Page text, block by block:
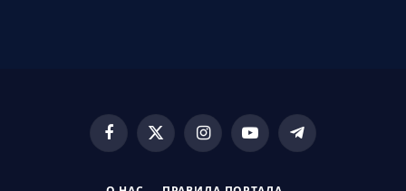
Facebook
X
InstagramYouTubeTelegram